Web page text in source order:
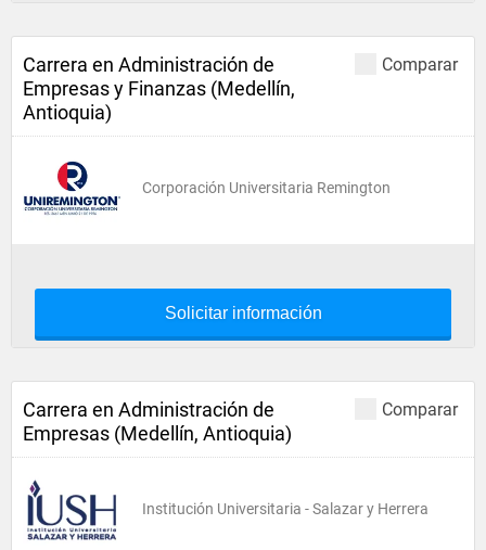
Comparar
Carrera en Administración de
Empresas y Finanzas (Medellín,
Antioquia)
Corporación Universitaria Remington
Solicitar información
Comparar
Carrera en Administración de
Empresas (Medellín, Antioquia)
Institución Universitaria - Salazar y Herrera